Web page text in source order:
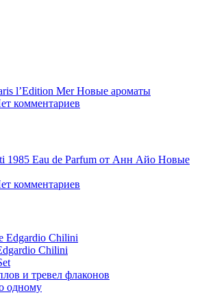
l’Edition Mer Новые ароматы
комментариев
1985 Eau de Parfum от Анн Айо Новые
комментариев
Edgardio Chilini
Chilini
и тревел флаконов
одному